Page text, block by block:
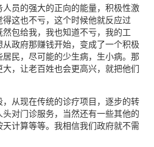
员的强大的正向的能量，积极性激
这也不亏，这个时候他就反应过
包给我，我也知道不亏，我的工
政府那赚钱开始，变成了一个积极
民，尽可能的少生病，生小病。那
，让老百姓也会更高兴，就把他们
从现在传统的诊疗项目，逐步的转
对门诊服务，当然还有一些其他的
计算等等。我相信我们政府就不需